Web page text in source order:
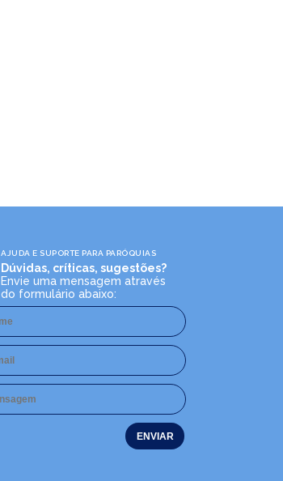
AJUDA E SUPORTE PARA PARÓQUIAS
Dúvidas, críticas, sugestões?
Envie uma mensagem através
do formulário abaixo: